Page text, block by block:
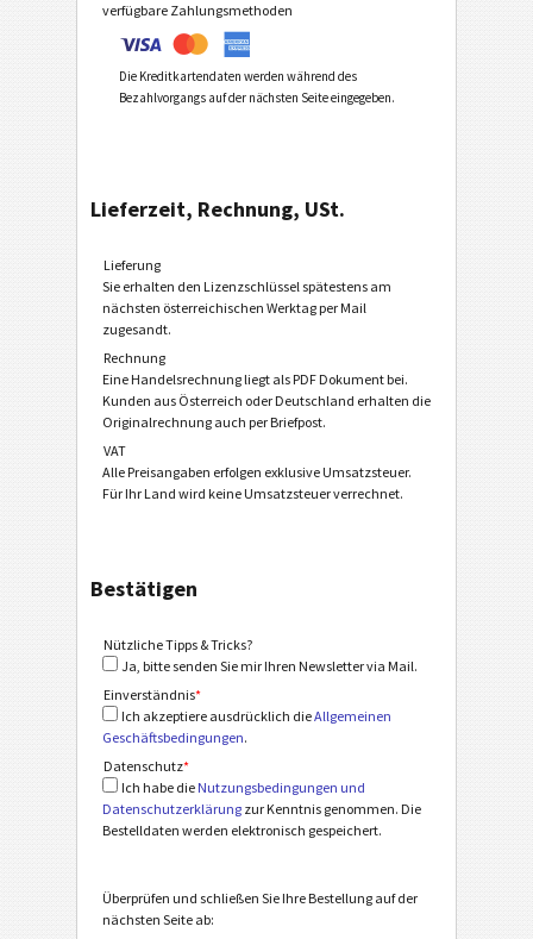
verfügbare Zahlungsmethoden
Die Kreditkartendaten werden während des
Bezahlvorgangs auf der nächsten Seite eingegeben.
Lieferzeit, Rechnung, USt.
Lieferung
Sie erhalten den Lizenzschlüssel spätestens am
nächsten österreichischen Werktag per Mail
zugesandt.
Rechnung
Eine Handelsrechnung liegt als PDF Dokument bei.
Kunden aus Österreich oder Deutschland erhalten die
Originalrechnung auch per Briefpost.
VAT
Alle Preisangaben erfolgen exklusive Umsatzsteuer.
Für Ihr Land wird keine Umsatzsteuer verrechnet.
Bestätigen
Nützliche Tipps & Tricks?
Ja, bitte senden Sie mir Ihren Newsletter via Mail.
Einverständnis*
Ich akzeptiere ausdrücklich dieAllgemeinen
Geschäftsbedingungen.
Datenschutz*
Ich habe die Nutzungsbedingungen und
Datenschutzerklärungzur Kenntnis genommen. Die
Bestelldaten werden elektronisch gespeichert.
Überprüfen und schließen Sie Ihre Bestellung auf der
nächsten Seite ab: